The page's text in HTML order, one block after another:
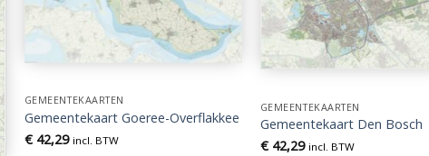
GEMEENTEKAARTEN
Gemeentekaart Goeree-Overflakkee
€42,29 incl. BTW
GEMEENTEKAARTEN
Gemeentekaart Den Bosch
€42,29 incl. BTW